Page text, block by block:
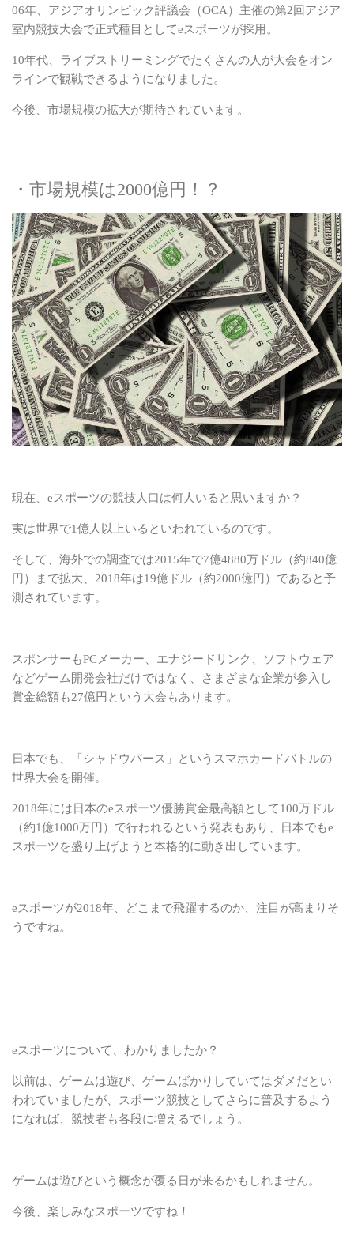
06年、アジアオリンピック評議会（OCA）主催の第2回アジア
室内競技大会で正式種目としてeスポーツが採用。
10年代、ライブストリーミングでたくさんの人が大会をオン
ラインで観戦できるようになりました。
今後、市場規模の拡大が期待されています。
・市場規模は2000億円！？
現在、eスポーツの競技人口は何人いると思いますか？
実は世界で1億人以上いるといわれているのです。
そして、海外での調査では2015年で7億4880万ドル（約840億
円）まで拡大、2018年は19億ドル（約2000億円）であると予
測されています。
スポンサーもPCメーカー、エナジードリンク、ソフトウェア
などゲーム開発会社だけではなく、さまざまな企業が参入し
賞金総額も27億円という大会もあります。
日本でも、「シャドウバース」というスマホカードバトルの
世界大会を開催。
2018年には日本のeスポーツ優勝賞金最高額として100万ドル
（約1億1000万円）で行われるという発表もあり、日本でもe
スポーツを盛り上げようと本格的に動き出しています。
eスポーツが2018年、どこまで飛躍するのか、注目が高まりそ
うですね。
eスポーツについて、わかりましたか？
以前は、ゲームは遊び、ゲームばかりしていてはダメだとい
われていましたが、スポーツ競技としてさらに普及するよう
になれば、競技者も各段に増えるでしょう。
ゲームは遊びという概念が覆る日が来るかもしれません。
今後、楽しみなスポーツですね！